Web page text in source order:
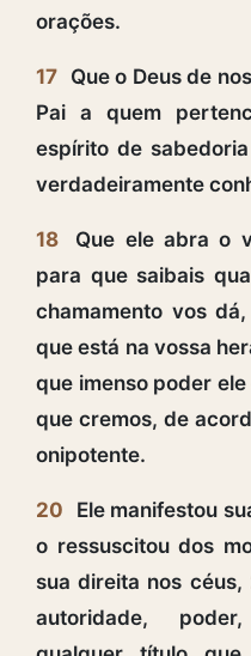
orações.
17 Que o Deus de
Pai a quem
espírito de
verdadeiramente
18
Que ele abra o
para que saibais
chamamento vos
que está na vossa
que imenso poder
que cremos, de
onipotente.
20
Ele manifestou
o ressuscitou dos
sua direita nos céus,
autoridade, poder,